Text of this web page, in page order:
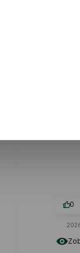
Jsou
0